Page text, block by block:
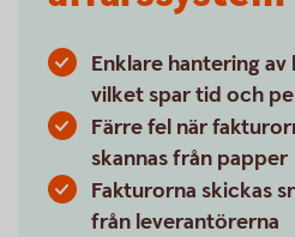
Enklare hantering
vilket spar tid och
Färre fel när
skannas från papper
Fakturorna skickas
från leverantörerna